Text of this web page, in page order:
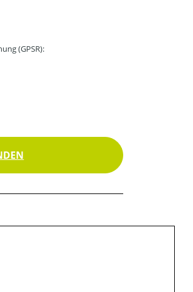
(GPSR):